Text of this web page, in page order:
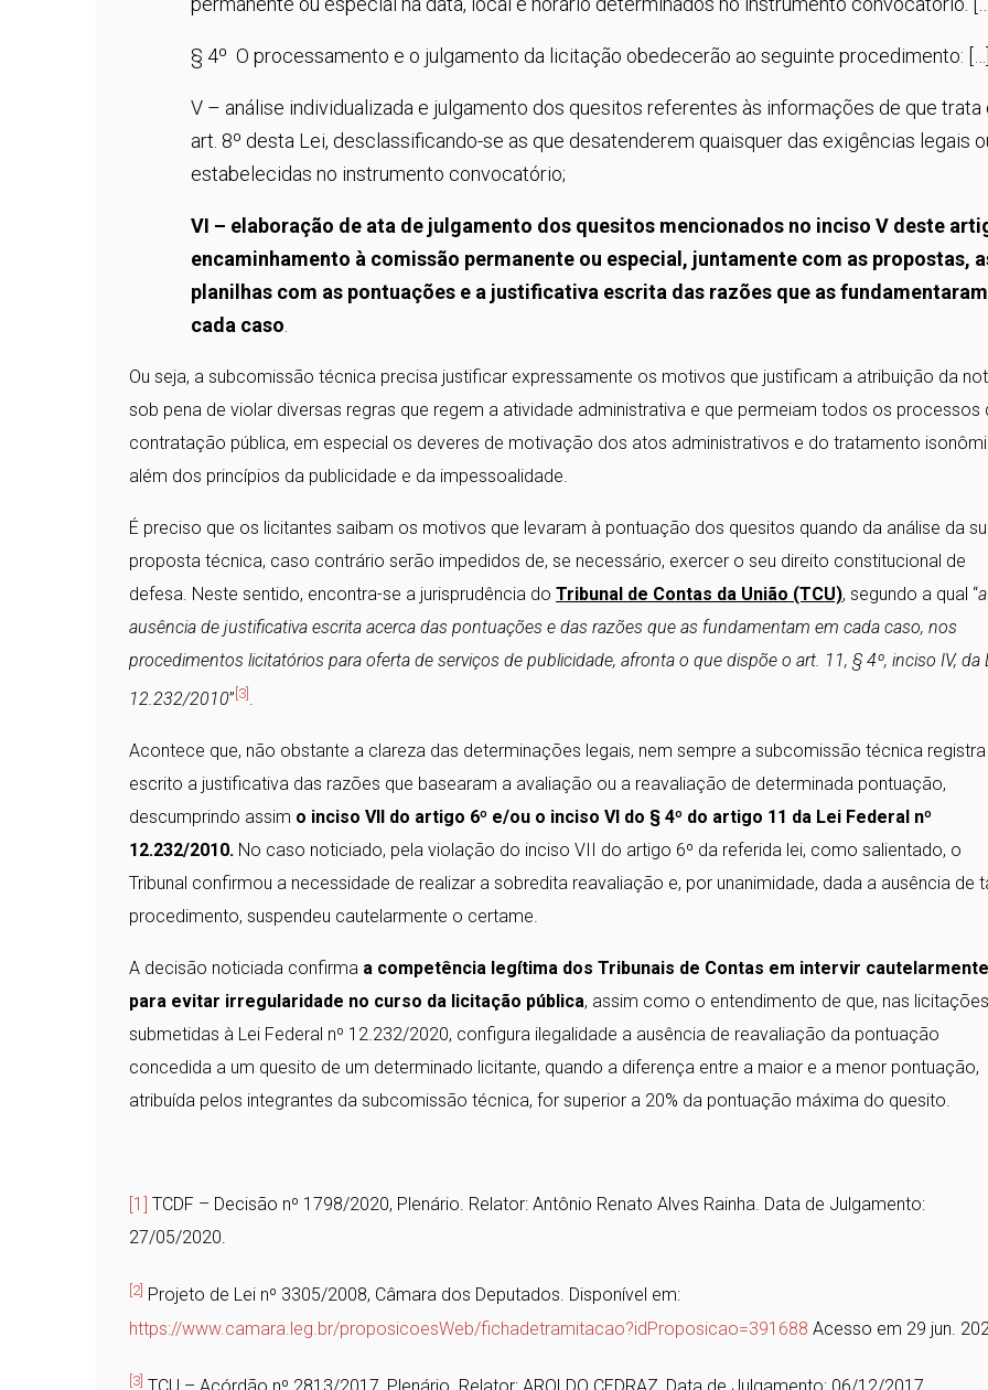
§ 4º O processamento e o julgamento da licitação obedecerão ao seguinte procedimento:
V – análise individualizada e julgamento dos quesitos referentes às informações de que trata
art. 8º desta Lei, desclassificando-se as que desatenderem quaisquer das exigências legais
estabelecidas no instrumento convocatório;
VI – elaboração de ata de julgamento dos quesitos mencionados no inciso V deste
encaminhamento à comissão permanente ou especial, juntamente com as propostas,
planilhas com as pontuações e a justificativa escrita das razões que as
cada caso
Ou seja, a subcomissão técnica precisa justificar expressamente os motivos que justificam a atribuição da
sob pena de violar diversas regras que regem a atividade administrativa e que permeiam todos os processos
contratação pública, em especial os deveres de motivação dos atos administrativos e do tratamento
além dos princípios da publicidade e da impessoalidade.
É preciso que os licitantes saibam os motivos que levaram à pontuação dos quesitos quando da análise da
proposta técnica, caso contrário serão impedidos de, se necessário, exercer o seu direito constitucional de
defesa. Neste sentido, encontra-se a jurisprudência do Tribunal de Contas da União (TCU), segundo a qual “a
ausência de justificativa escrita acerca das pontuações e das razões que as fundamentam em cada caso, nos
procedimentos licitatórios para oferta de serviços de publicidade, afronta o que dispõe o art. 11, § 4º, inciso IV, da
12.232/2010” [3] .
Acontece que, não obstante a clareza das determinações legais, nem sempre a subcomissão técnica
escrito a justificativa das razões que basearam a avaliação ou a reavaliação de determinada pontuação,
descumprindo assim o inciso VII do artigo 6º e/ou o inciso VI do § 4º do artigo 11 da Lei Federal nº
12.232/2010. No caso noticiado, pela violação do inciso VII do artigo 6º da referida lei, como salientado, o
Tribunal confirmou a necessidade de realizar a sobredita reavaliação e, por unanimidade, dada a ausência de
procedimento, suspendeu cautelarmente o certame.
A decisão noticiada confirma a competência legítima dos Tribunais de Contas em intervir cautelarmente
para evitar irregularidade no curso da licitação pública, assim como o entendimento de que, nas licitações
submetidas à Lei Federal nº 12.232/2020, configura ilegalidade a ausência de reavaliação da pontuação
concedida a um quesito de um determinado licitante, quando a diferença entre a maior e a menor pontuação,
atribuída pelos integrantes da subcomissão técnica, for superior a 20% da pontuação máxima do quesito.
[1]
TCDF – Decisão nº 1798/2020, Plenário. Relator: Antônio Renato Alves Rainha. Data de Julgamento:
27/05/2020.
[2] Projeto de Lei nº 3305/2008, Câmara dos Deputados. Disponível em:
https://www.camara.leg.br/proposicoesWeb/fichadetramitacao?idProposicao=391688 Acesso em 29 jun.
[3]